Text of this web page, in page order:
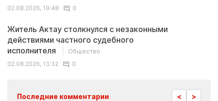
02.08.2026, 19:48
0
Житель Актау столкнулся с незаконными
действиями частного судебного
исполнителя
Общество
02.08.2026, 13:32
0
Последние комментарии < >